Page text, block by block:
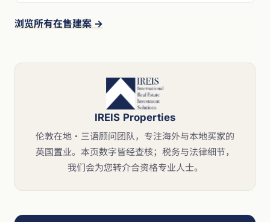
浏览所有在售建案 →
IREIS Properties
伦敦在地・三语顾问团队，专注海外与本地买家的
英国置业。本页数字皆经查核；税务与法律细节，
我们会为您转介合资格专业人士。